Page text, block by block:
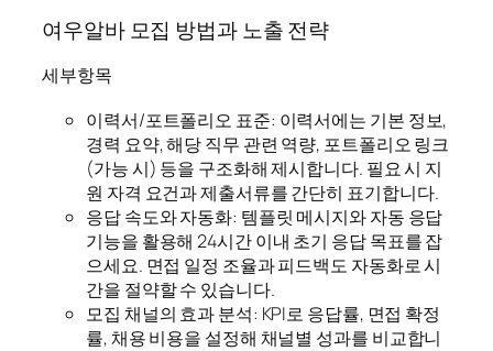
여우알바 모집 방법과 노출 전략
세부항목
이력서/포트폴리오 표준: 이력서에는 기본 정보,
경력 요약, 해당 직무 관련 역량, 포트폴리오 링크
(가능 시) 등을 구조화해 제시합니다. 필요 시 지
원 자격 요건과 제출서류를 간단히 표기합니다.
응답 속도와 자동화: 템플릿 메시지와 자동 응답
기능을 활용해 24시간 이내 초기 응답 목표를 잡
으세요. 면접 일정 조율과 피드백도 자동화로 시
간을 절약할 수 있습니다.
모집 채널의 효과 분석: KPI로 응답률, 면접 확정
률, 채용 비용을 설정해 채널별 성과를 비교합니